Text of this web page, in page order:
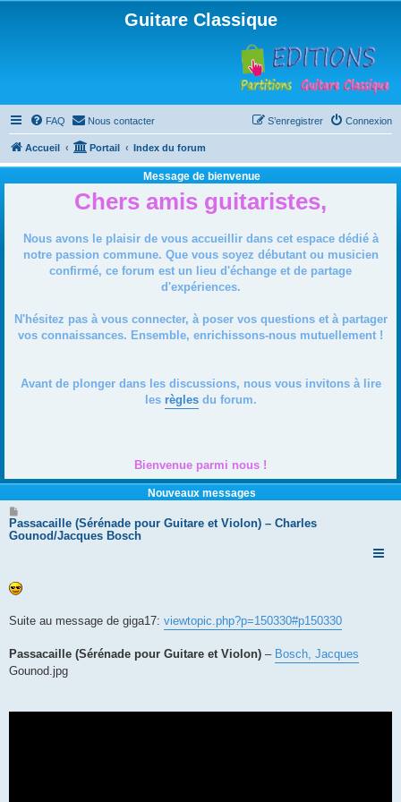
Guitare Classique
FAQ Nous contacter Connexion
S’enregistrer
Accueil Portail Index du forum
Message de bienvenue
Chers amis guitaristes,
Nous avons le plaisir de vous accueillir dans cet espace dédié à
notre passion commune. Que vous soyez débutant ou musicien
confirmé, ce forum est un lieu d'échange et de partage
d'expériences.
N'hésitez pas à vous connecter, à poser vos questions et à partager
vos connaissances. Ensemble, enrichissons-nous mutuellement !
Avant de plonger dans les discussions, nous vous invitons à lire
les règlesdu forum.
Bienvenue parmi nous !
Nouveaux messages
e
s
e
Passacaille (Sérénade pour Guitare et Violon) – Charles
Gounod/Jacques Bosch
Suite au message de giga17: viewtopic.php?p=150330#p150330
Passacaille (Sérénade pour Guitare et Violon) – Bosch, Jacques
Gounod.jpg